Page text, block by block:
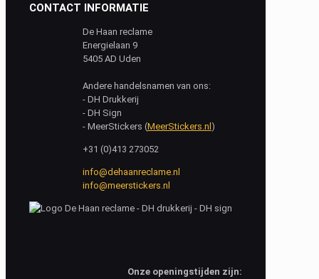
CONTACT INFORMATIE
De Haan reclame
Energielaan 9
5405 AD Uden
Andere handelsnamen van ons:
- DH Drukkerij
- DH Sign
- MeerStickers (MeerStickers.nl )
+31 (0)413 273052
info@dehaanreclame.nl
info@meerstickers.nl
Onze openingstijden zijn: